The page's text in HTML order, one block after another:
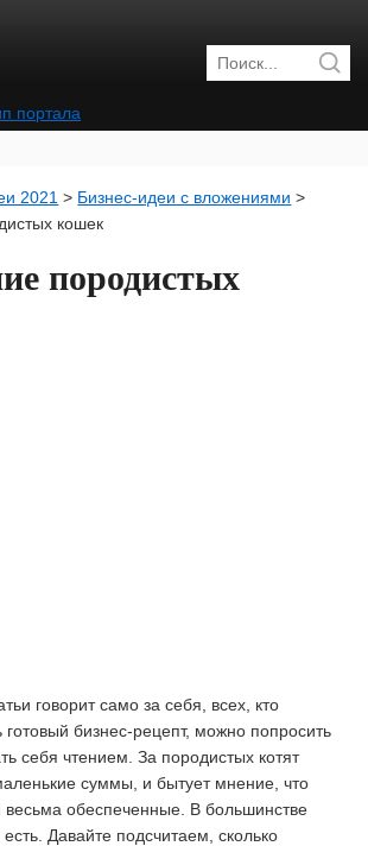
2021 > Бизнес-идеи с вложениями >
кошек
породистых
говорит само за себя, всех, кто
готовый бизнес-рецепт, можно попросить
себя чтением. За породистых котят
суммы, и бытует мнение, что
весьма обеспеченные. В большинстве
Давайте подсчитаем, сколько